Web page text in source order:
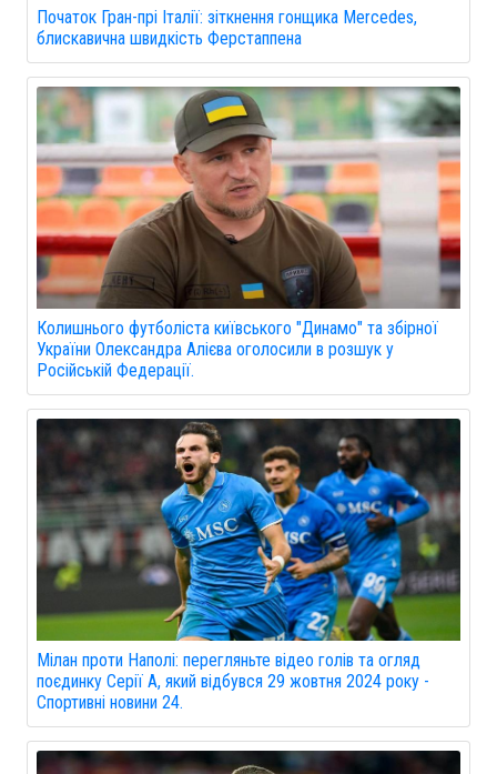
Початок Гран-прі Італії: зіткнення гонщика Mercedes,
блискавична швидкість Ферстаппена
Колишнього футболіста київського "Динамо" та збірної
України Олександра Алієва оголосили в розшук у
Російській Федерації.
Мілан проти Наполі: перегляньте відео голів та огляд
поєдинку Серії А, який відбувся 29 жовтня 2024 року -
Спортивні новини 24.